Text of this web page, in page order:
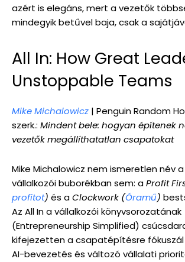
azért is elegáns, mert a vezetők
mindegyik betűvel baja, csak a
All In: How Great
Unstoppable Teams
Mike Michalowicz | Penguin Random
szerk.: Mindent bele: hogyan építenek
vezetők megállíthatatlan csapatokat
Mike Michalowicz nem ismeretlen név
vállalkozói buborékban sem: aProfit
profitot) és aClockwork (Óramű)
Az All In a vállalkozói könyvsorozatának
(Entrepreneurship Simplified)
kifejezetten a csapatépítésre fókuszál
AI-bevezetés és változó vállalati